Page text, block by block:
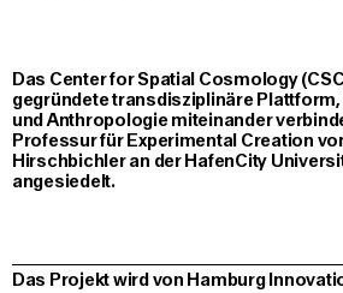
Das Center for Spatial Cosmology
gegründete transdisziplinäre
und Anthropologie miteinander
Professur für Experimental Creation
Hirschbichler an der HafenCity
angesiedelt.
Das Projekt wird von Hamburg